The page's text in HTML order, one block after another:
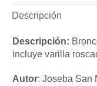
Descripción
Descripción:
incluye varilla
Autor: Joseba San